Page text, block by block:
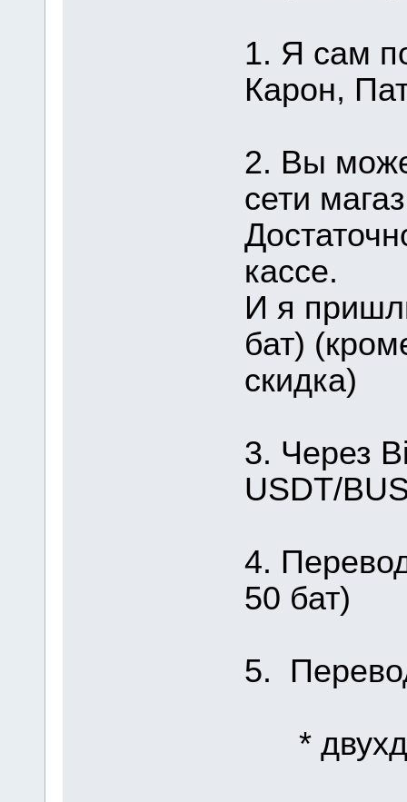
1. Я сам
Карон,
2. Вы
сети
кассе.
И я
бат)
скидка)
3. Через
USDT/
4.
50 бат)
5.
*